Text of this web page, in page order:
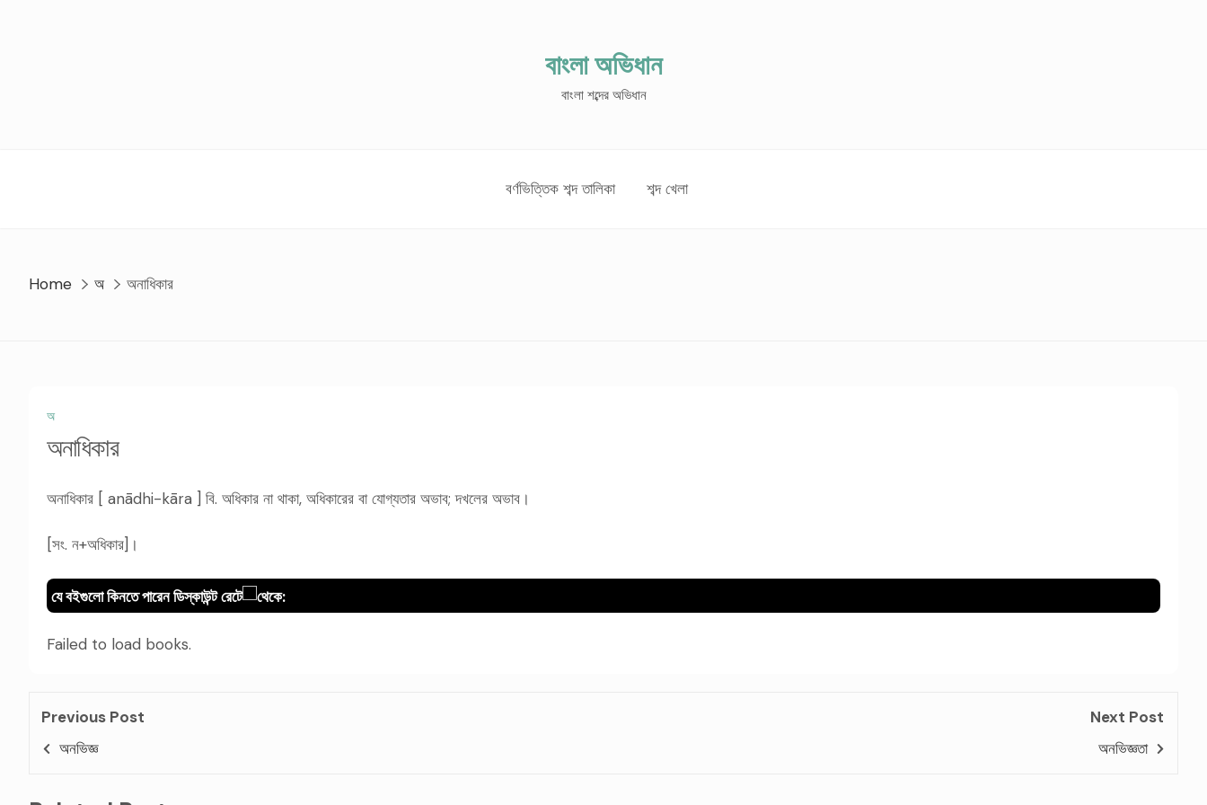
বাংলা অভিধান
বাংলা শব্দের অভিধান
বর্ণভিত্তিক শব্দ তালিকা শব্দ খেলা
Home অ অনাধিকার
অ
অনাধিকার
অনাধিকার [ anādhi-kāra ] বি. অধিকার না থাকা, অধিকারের বা যোগ্যতার অভাব; দখলের অভাব।
[সং. ন+অধিকার]।
যে বইগুলো কিনতে পারেন ডিস্কাউন্ট রেটে থেকে:
Failed to load books.
Previous Post
অনভিজ্ঞ
Next Post
অনভিজ্ঞতা